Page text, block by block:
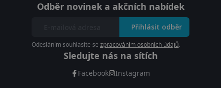
Odběr novinek a akčních nabídek
Přihlásit odběr
Odesláním souhlasíte se zpracováním osobních údajů.
Sledujte nás na sítích
Facebook Instagram